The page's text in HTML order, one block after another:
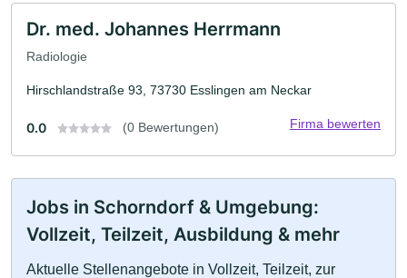
Dr. med. Johannes Herrmann
Radiologie
Hirschlandstraße 93, 73730 Esslingen am Neckar
0.0 (0 Bewertungen) Firma bewerten
Jobs in Schorndorf & Umgebung:
Vollzeit, Teilzeit, Ausbildung & mehr
Aktuelle Stellenangebote in Vollzeit, Teilzeit, zur